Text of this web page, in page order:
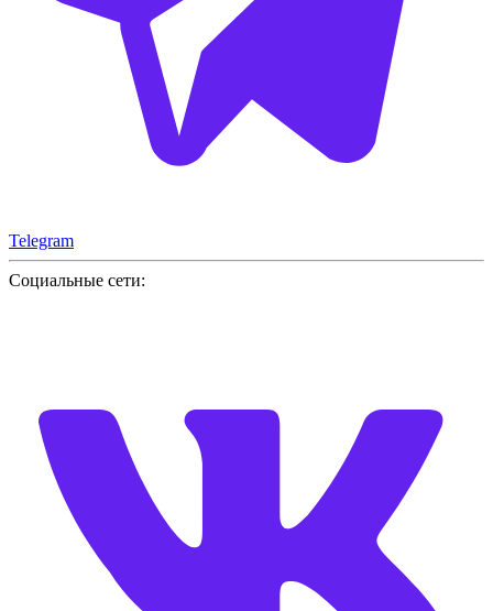
Telegram
Социальные сети: